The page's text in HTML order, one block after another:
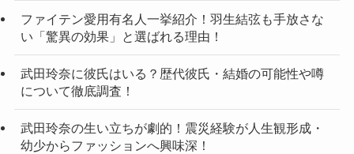
ファイテン愛用有名人一挙紹介！羽生結弦も手放さな
い「驚異の効果」と選ばれる理由！
武田玲奈に彼氏はいる？歴代彼氏・結婚の可能性や噂
について徹底調査！
武田玲奈の生い立ちが劇的！震災経験が人生観形成・
幼少からファッションへ興味深！